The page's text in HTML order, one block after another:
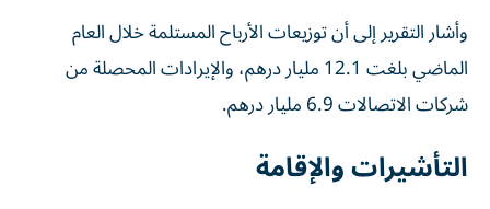
وأشار التقرير إلى أن توزيعات الأرباح المستلمة خلال العام
الماضي بلغت 12.1 مليار درهم، والإيرادات المحصلة من
شركات الاتصالات 6.9 مليار درهم.
التأشيرات والإقامة